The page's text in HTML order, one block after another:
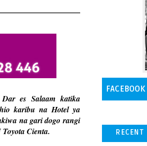
es Salaam katika
karibu na Hotel ya
na gari dogo rangi
Cienta.
FACEBOOK
RECENT